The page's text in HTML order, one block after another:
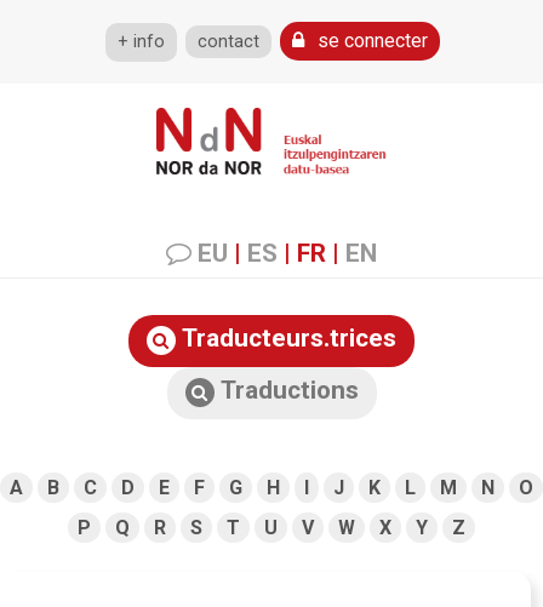
+ info contact se connecter
EU | ES | FR | EN
Traducteurs.trices
Traductions
A B C D E F G H I J K L M N
O
P
Q R S T U V W X Y Z